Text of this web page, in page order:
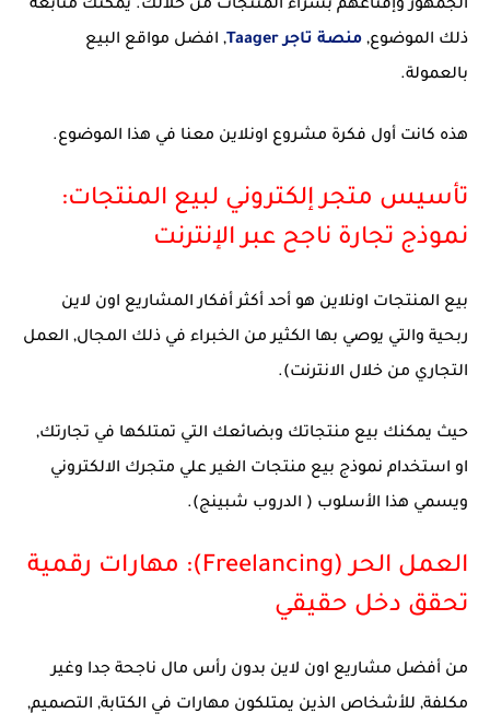
الجمهور وإقناعهم بشراء المنتجات من خلالك. يمكنك متابعة
ذلك الموضوع, منصة تاجر Taager
, افضل مواقع البيع
بالعمولة.
هذه كانت أول فكرة مشروع اونلاين معنا في هذا الموضوع.
تأسيس متجر إلكتروني لبيع المنتجات:
نموذج تجارة ناجح عبر الإنترنت
بيع المنتجات اونلاين هو أحد أكثر أفكار المشاريع اون لاين
ربحية والتي يوصي بها الكثير من الخبراء في ذلك المجال, العمل
التجاري من خلال الانترنت).
حيث يمكنك بيع منتجاتك وبضائعك التي تمتلكها في تجارتك,
او استخدام نموذج بيع منتجات الغير علي متجرك الالكتروني
ويسمي هذا الأسلوب ( الدروب شبينج).
العمل الحر (Freelancing): مهارات رقمية
تحقق دخل حقيقي
من أفضل مشاريع اون لاين بدون رأس مال ناجحة جدا وغير
مكلفة, للأشخاص الذين يمتلكون مهارات في الكتابة, التصميم,